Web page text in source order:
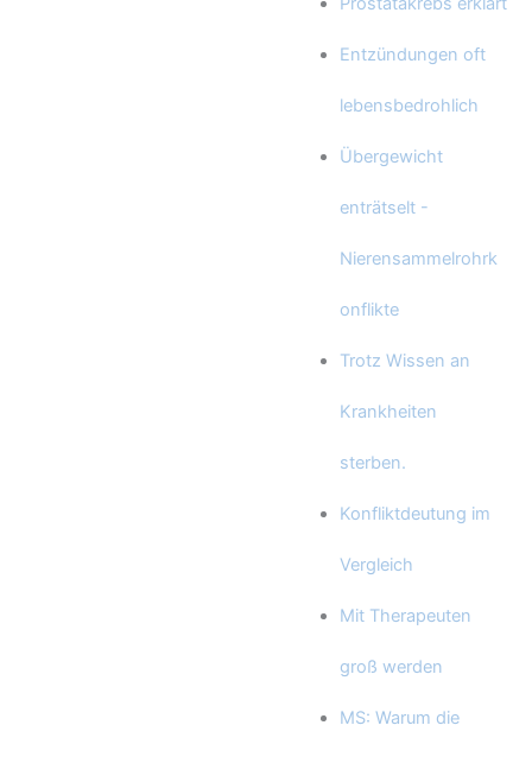
Entzündungen oft
lebensbedrohlich
Übergewicht
enträtselt -
Nierensammelrohrk
onflikte
Trotz Wissen an
Krankheiten
sterben.
Konfliktdeutung im
Vergleich
Mit Therapeuten
groß werden
MS: Warum die